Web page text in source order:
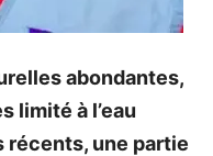
abondantes,
limité à l’eau
récents, une partie